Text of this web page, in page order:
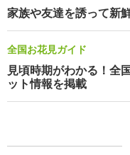
家族や友達を誘って新
全国お花見ガイド
見頃時期がわかる！全
ット情報を掲載